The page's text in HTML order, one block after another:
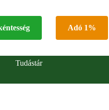
Adó 1%
Tudástár